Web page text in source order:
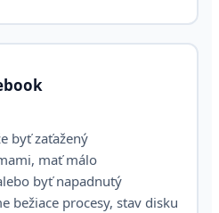
byť zaťažený
mať málo
byť napadnutý
bežiace procesy, stav disku